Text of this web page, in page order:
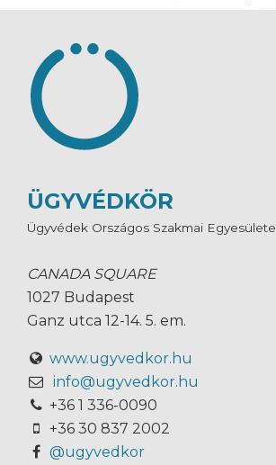
ÜGYVÉDKÖR
Ügyvédek Országos Szakmai Egyesülete
CANADA SQUARE
1027 Budapest
Ganz utca 12-14. 5. em.
www.ugyvedkor.hu
info@ugyvedkor.hu
+36 1 336-0090
+36 30 837 2002
@ugyvedkor